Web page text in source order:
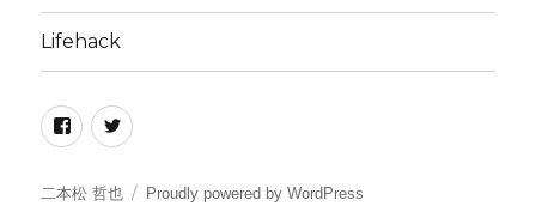
Lifehack
FacebookTwitter
二本松 哲也 Proudly powered by WordPress